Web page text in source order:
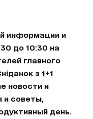
информации и
до 10:30 на
главного
з 1+1
новости и
и советы,
день.